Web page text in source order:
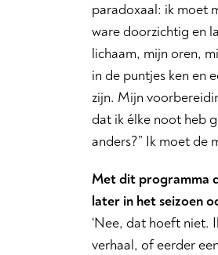
paradoxaal: ik moet
ware doorzichtig en
lichaam, mijn oren,
in de puntjes ken en
zijn. Mijn
dat ik élke noot heb
anders?” Ik moet de
Met dit programma
later in het seizoen
‘Nee, dat hoeft niet.
verhaal, of eerder